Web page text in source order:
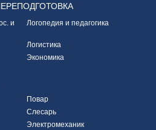
и
Логопедия и педагогика
Логистика
Экономика
Повар
Слесарь
Электромеханик